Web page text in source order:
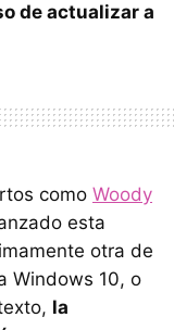
de actualizar a
como Woody
esta
otra de
Windows 10, o
la